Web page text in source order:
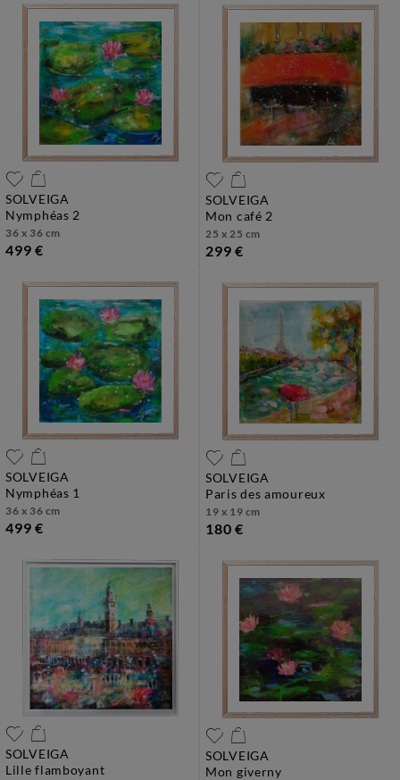
SOLVEIGA
nymphéas 2
36 x 36 cm
499 €
SOLVEIGA
mon café 2
25 x 25 cm
299 €
SOLVEIGA
nymphéas 1
36 x 36 cm
499 €
SOLVEIGA
paris des amoureux
19 x 19 cm
180 €
SOLVEIGA
lille flamboyant
SOLVEIGA
mon giverny